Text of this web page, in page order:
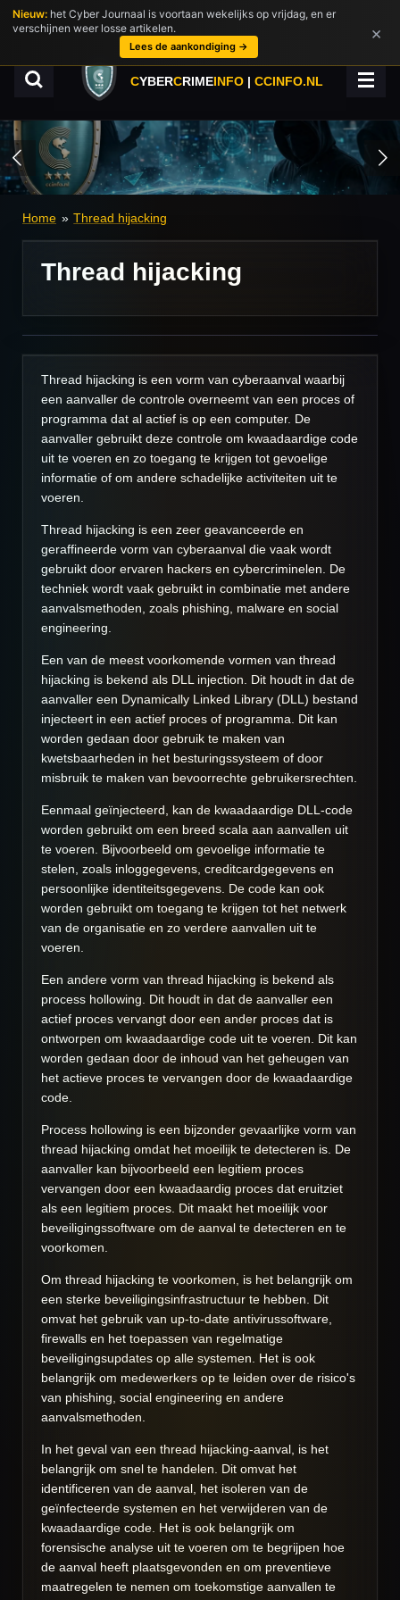
Ga
direct
hoofdinhoud
CYBERCRIMEINFO | CCINFO.NL
Home » Thread hijacking
Thread hijacking
Thread hijacking is een vorm van cyberaanval waarbij
een aanvaller de controle overneemt van een proces of
programma dat al actief is op een computer. De
aanvaller gebruikt deze controle om kwaadaardige code
uit te voeren en zo toegang te krijgen tot gevoelige
informatie of om andere schadelijke activiteiten uit te
voeren.
Thread hijacking is een zeer geavanceerde en
geraffineerde vorm van cyberaanval die vaak wordt
gebruikt door ervaren hackers en cybercriminelen. De
techniek wordt vaak gebruikt in combinatie met andere
aanvalsmethoden, zoals phishing, malware en social
engineering.
Een van de meest voorkomende vormen van thread
hijacking is bekend als DLL injection. Dit houdt in dat de
aanvaller een Dynamically Linked Library (DLL) bestand
injecteert in een actief proces of programma. Dit kan
worden gedaan door gebruik te maken van
kwetsbaarheden in het besturingssysteem of door
misbruik te maken van bevoorrechte gebruikersrechten.
Eenmaal geïnjecteerd, kan de kwaadaardige DLL-code
worden gebruikt om een ​​breed scala aan aanvallen uit
te voeren. Bijvoorbeeld om gevoelige informatie te
stelen, zoals inloggegevens, creditcardgegevens en
persoonlijke identiteitsgegevens. De code kan ook
worden gebruikt om toegang te krijgen tot het netwerk
van de organisatie en zo verdere aanvallen uit te
voeren.
Een andere vorm van thread hijacking is bekend als
process hollowing. Dit houdt in dat de aanvaller een
actief proces vervangt door een ander proces dat is
ontworpen om kwaadaardige code uit te voeren. Dit kan
worden gedaan door de inhoud van het geheugen van
het actieve proces te vervangen door de kwaadaardige
code.
Process hollowing is een bijzonder gevaarlijke vorm van
thread hijacking omdat het moeilijk te detecteren is. De
aanvaller kan bijvoorbeeld een legitiem proces
vervangen door een kwaadaardig proces dat eruitziet
als een legitiem proces. Dit maakt het moeilijk voor
beveiligingssoftware om de aanval te detecteren en te
voorkomen.
Om thread hijacking te voorkomen, is het belangrijk om
een ​​sterke beveiligingsinfrastructuur te hebben. Dit
omvat het gebruik van up-to-date antivirussoftware,
firewalls en het toepassen van regelmatige
beveiligingsupdates op alle systemen. Het is ook
belangrijk om medewerkers op te leiden over de risico's
van phishing, social engineering en andere
aanvalsmethoden.
In het geval van een thread hijacking-aanval, is het
belangrijk om snel te handelen. Dit omvat het
identificeren van de aanval, het isoleren van de
geïnfecteerde systemen en het verwijderen van de
kwaadaardige code. Het is ook belangrijk om
forensische analyse uit te voeren om te begrijpen hoe
de aanval heeft plaatsgevonden en om preventieve
maatregelen te nemen om toekomstige aanvallen te
Nieuw: het Cyber Journaal is voortaan wekelijks op vrijdag, en er
verschijnen weer losse artikelen.
Lees de aankondiging →
×